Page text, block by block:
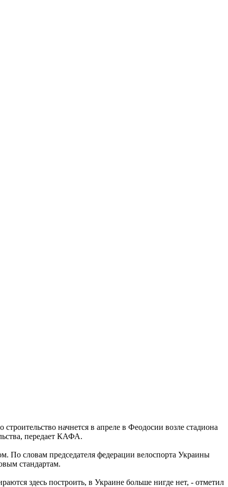
начнется в апреле в Феодосии возле стадиона
передает КАФА.
По словам председателя федерации велоспорта Украины
стандартам.
здесь построить, в Украине больше нигде нет, - отметил